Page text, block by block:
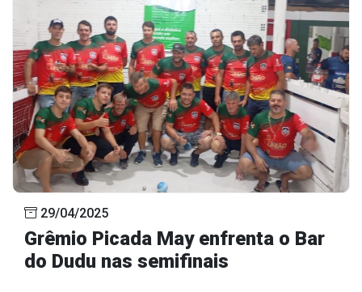
29/04/2025
Grêmio Picada May enfrenta o Bar
do Dudu nas semifinais